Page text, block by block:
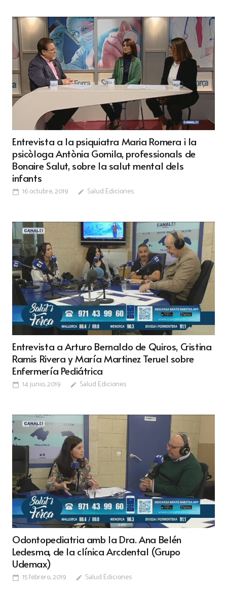
Entrevista a la psiquiatra Maria Romera i la
psicòloga Antònia Gomila, professionals de
Bonaire Salut, sobre la salut mental dels
infants
calendar_today 16 octubre, 2019 edit Salud Ediciones
Entrevista a Arturo Bernaldo de Quiros, Cristina
Ramis Rivera y María Martinez Teruel sobre
Enfermería Pediátrica
calendar_today 14 junio, 2019 edit Salud Ediciones
Odontopediatria amb la Dra. Ana Belén
Ledesma, de la clínica Arcdental (Grupo
Udemax)
calendar_today 15 febrero, 2019 edit Salud Ediciones